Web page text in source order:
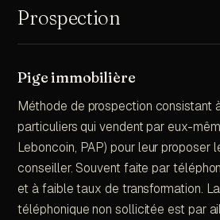
Prospection
Pige immobilière
Méthode de prospection consistant
particuliers qui vendent par eux-
Leboncoin, PAP) pour leur proposer
conseiller. Souvent faite par
et à faible taux de transformation.
téléphonique non sollicitée est par